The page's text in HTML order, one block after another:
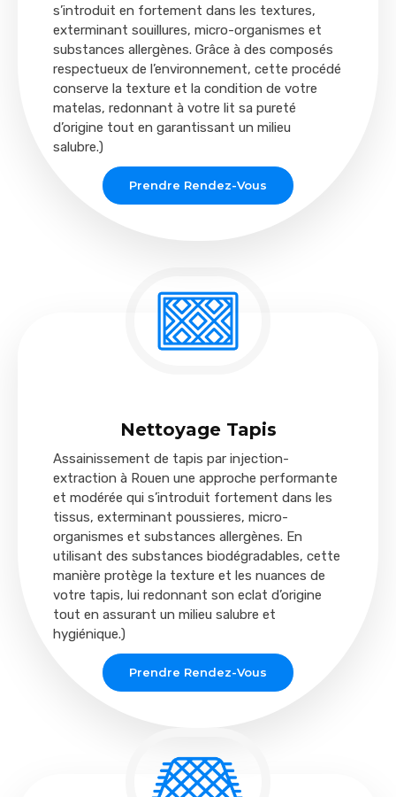
s’introduit en fortement dans les textures,
exterminant souillures, micro-organismes et
substances allergènes. Grâce à des composés
respectueux de l’environnement, cette procédé
conserve la texture et la condition de votre
matelas, redonnant à votre lit sa pureté
d’origine tout en garantissant un milieu
salubre.)
Prendre Rendez-Vous
Nettoyage Tapis
Assainissement de tapis par injection-
extraction à Rouen une approche performante
et modérée qui s’introduit fortement dans les
tissus, exterminant poussieres, micro-
organismes et substances allergènes. En
utilisant des substances biodégradables, cette
manière protège la texture et les nuances de
votre tapis, lui redonnant son eclat d’origine
tout en assurant un milieu salubre et
hygiénique.)
Prendre Rendez-Vous